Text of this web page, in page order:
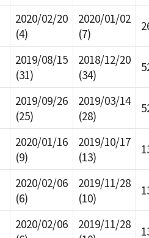
2020/02/20
(4)
2020/01/02
(7)
2019/08/15
(31)
2018/12/20
(34)
2019/09/26
(25)
2019/03/14
(28)
2020/01/16
(9)
2019/10/17
(13)
2020/02/06
(6)
2019/11/28
(10)
2020/02/06
2019/11/28